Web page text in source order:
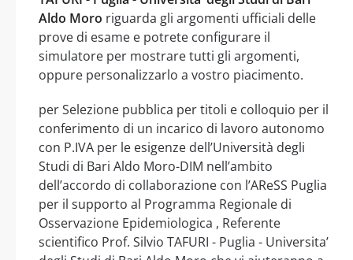
Aldo Moro riguarda gli argomenti ufficiali delle
prove di esame e potrete configurare il
simulatore per mostrare tutti gli argomenti,
oppure personalizzarlo a vostro piacimento.
per Selezione pubblica per titoli e colloquio per il
conferimento di un incarico di lavoro autonomo
con P.IVA per le esigenze dell’Università degli
Studi di Bari Aldo Moro-DIM nell’ambito
dell’accordo di collaborazione con l’AReSS Puglia
per il supporto al Programma Regionale di
Osservazione Epidemiologica , Referente
scientifico Prof. Silvio TAFURI - Puglia - Universita’